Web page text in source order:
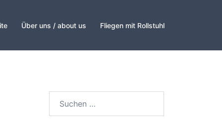
Über uns / about us Fliegen mit Rollstuhl